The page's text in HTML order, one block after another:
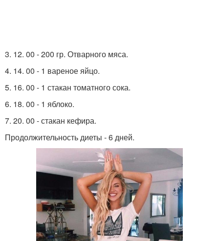
3. 12. 00 - 200 гр. Отварного мяса.
4. 14. 00 - 1 вареное яйцо.
5. 16. 00 - 1 стакан томатного сока.
6. 18. 00 - 1 яблоко.
7. 20. 00 - стакан кефира.
Продолжительность диеты - 6 дней.